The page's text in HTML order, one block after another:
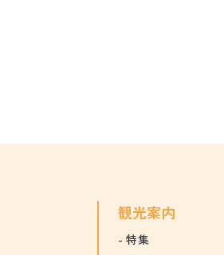
観光案内
特集